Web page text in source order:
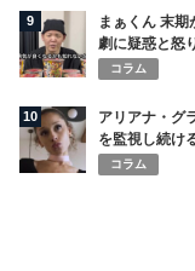
9
まぁくん 末
劇に疑惑と怒
コラム
10
アリアナ・グ
を監視し続け
コラム